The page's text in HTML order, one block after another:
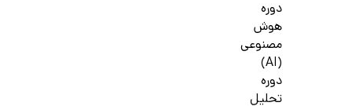
دوره
هوش
مصنوعی
(AI)
دوره
تحلیل